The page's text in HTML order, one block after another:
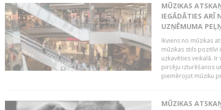
MŪZIKAS
IEGĀDĀTIES ARĪ
UZŅĒMUMA
Ikviens no mūzikas
mūzikas stils pozitīvi
uzkavēties veikalā.
pircēju izturēšanos
piemērojot mūziku
MŪZIKAS